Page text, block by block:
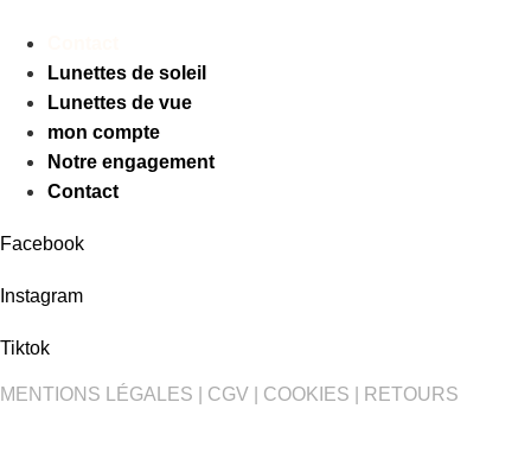
Lunettes de soleil
Lunettes de vue
mon compte
Notre engagement
Contact
Facebook
Instagram
Tiktok
MENTIONS LÉGALES CGV COOKIES RETOURS